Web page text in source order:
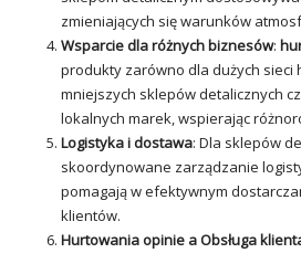
zmieniających się warunków
Wsparcie dla różnych biznesów:
produkty zarówno dla dużych sieci
mniejszych sklepów detalicznych
lokalnych marek, wspierając
Logistyka i dostawa: Dla sklepów
skoordynowane zarządzanie
pomagają w efektywnym
klientów.
Hurtowania opinie a Obsługa